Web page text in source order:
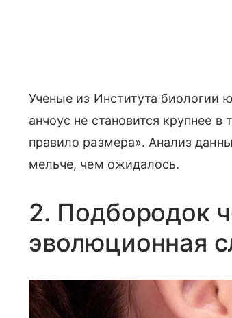
Ученые из Института
анчоус не становится крупнее
правило размера». Анализ
мельче, чем ожидалось.
2. Подбородок
эволюционная